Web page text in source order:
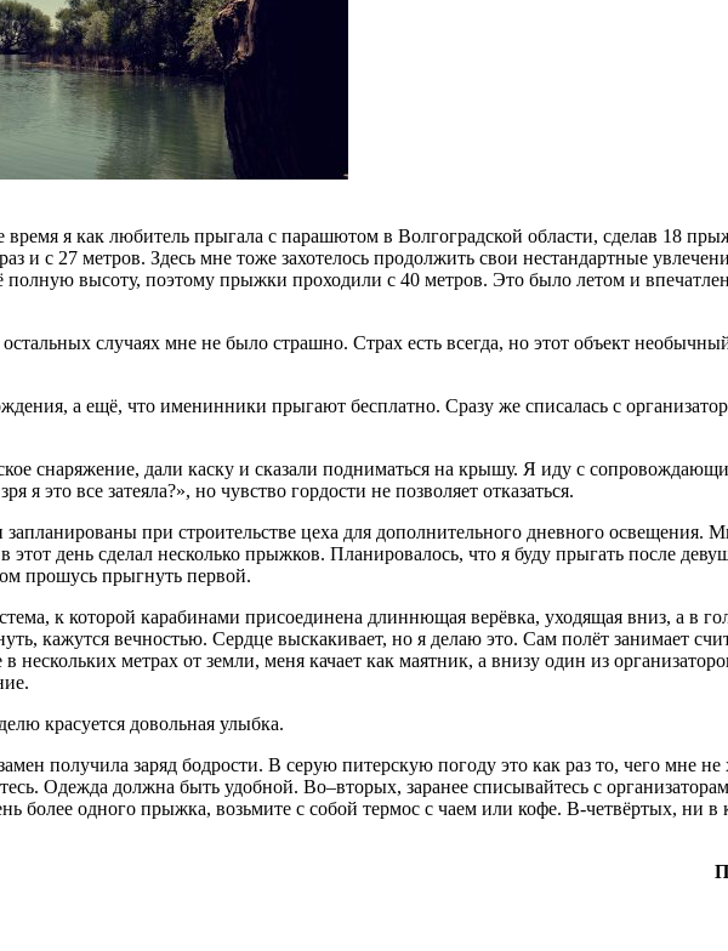
я как любитель прыгала с парашютом в Волгоградской области, сделав 18
и с 27 метров. Здесь мне тоже захотелось продолжить свои нестандартные
полную высоту, поэтому прыжки проходили с 40 метров. Это было летом и
случаях мне не было страшно. Страх есть всегда, но этот объект
а ещё, что именинники прыгают бесплатно. Сразу же списалась с
снаряжение, дали каску и сказали подниматься на крышу. Я иду с
я это все затеяла?», но чувство гордости не позволяет отказаться.
при строительстве цеха для дополнительного дневного освещения.
день сделал несколько прыжков. Планировалось, что я буду прыгать после
прошусь прыгнуть первой.
к которой карабинами присоединена длиннющая верёвка, уходящая вниз, а в
кажутся вечностью. Сердце выскакивает, но я делаю это. Сам полёт занимает
нескольких метрах от земли, меня качает как маятник, а внизу один из
красуется довольная улыбка.
получила заряд бодрости. В серую питерскую погоду это как раз то, чего мне не
Одежда должна быть удобной. Во–вторых, заранее списывайтесь с
более одного прыжка, возьмите с собой термос с чаем или кофе. В-четвёртых, ни в